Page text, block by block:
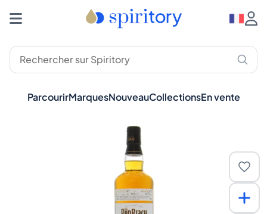
ParcourirMarquesNouveauCollectionsEn vente